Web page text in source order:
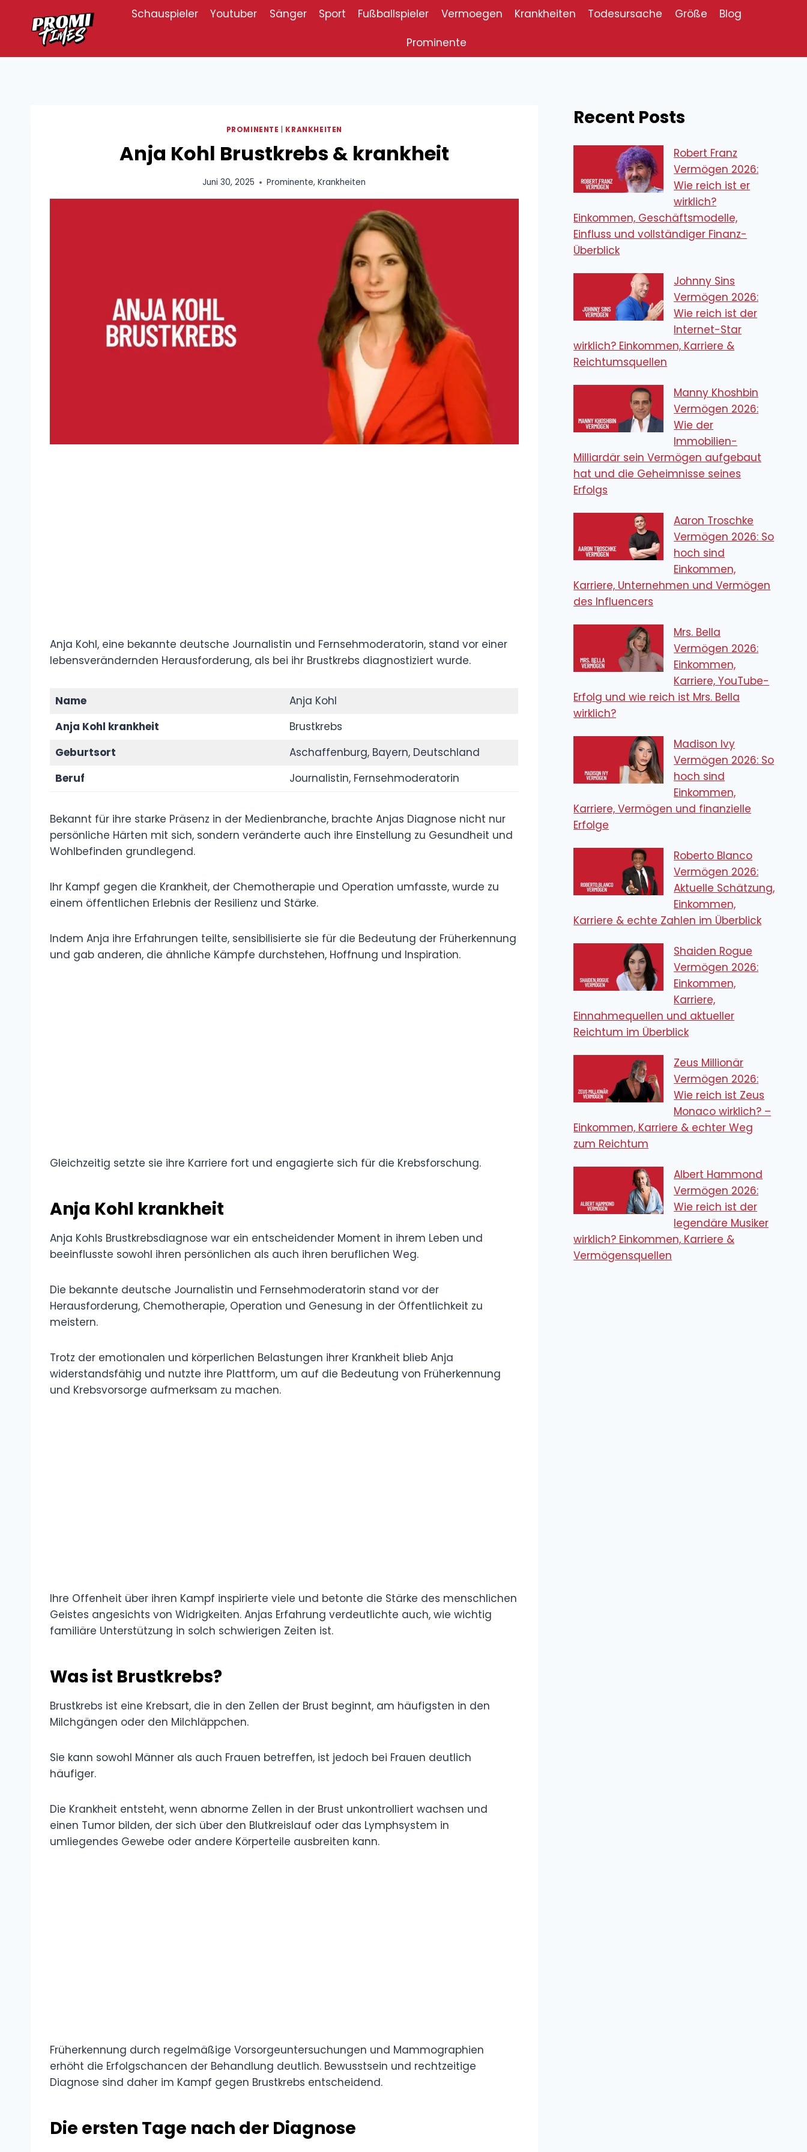
springen
Schauspieler Youtuber Sänger Sport Fußballspieler Vermoegen Krankheiten Todesursache Größe
Blog
Prominente
PROMINENTE KRANKHEITEN
Anja Kohl Brustkrebs & krankheit
Juni 30, 2025 Prominente,Krankheiten
Anja Kohl, eine bekannte deutsche Journalistin und Fernsehmoderatorin, stand vor einer
lebensverändernden Herausforderung, als bei ihr Brustkrebs diagnostiziert wurde.
Name
Anja Kohl
Anja Kohl krankheit
Brustkrebs
Geburtsort
Aschaffenburg, Bayern, Deutschland
Beruf
Journalistin, Fernsehmoderatorin
Bekannt für ihre starke Präsenz in der Medienbranche, brachte Anjas Diagnose nicht nur
persönliche Härten mit sich, sondern veränderte auch ihre Einstellung zu Gesundheit und
Wohlbefinden grundlegend.
Ihr Kampf gegen die Krankheit, der Chemotherapie und Operation umfasste, wurde zu
einem öffentlichen Erlebnis der Resilienz und Stärke.
Indem Anja ihre Erfahrungen teilte, sensibilisierte sie für die Bedeutung der Früherkennung
und gab anderen, die ähnliche Kämpfe durchstehen, Hoffnung und Inspiration.
Gleichzeitig setzte sie ihre Karriere fort und engagierte sich für die Krebsforschung.
Anja Kohl krankheit
Anja Kohls Brustkrebsdiagnose war ein entscheidender Moment in ihrem Leben und
beeinflusste sowohl ihren persönlichen als auch ihren beruflichen Weg.
Die bekannte deutsche Journalistin und Fernsehmoderatorin stand vor der
Herausforderung, Chemotherapie, Operation und Genesung in der Öffentlichkeit zu
meistern.
Trotz der emotionalen und körperlichen Belastungen ihrer Krankheit blieb Anja
widerstandsfähig und nutzte ihre Plattform, um auf die Bedeutung von Früherkennung
und Krebsvorsorge aufmerksam zu machen.
Ihre Offenheit über ihren Kampf inspirierte viele und betonte die Stärke des menschlichen
Geistes angesichts von Widrigkeiten. Anjas Erfahrung verdeutlichte auch, wie wichtig
familiäre Unterstützung in solch schwierigen Zeiten ist.
Was ist Brustkrebs?
Brustkrebs ist eine Krebsart, die in den Zellen der Brust beginnt, am häufigsten in den
Milchgängen oder den Milchläppchen.
Sie kann sowohl Männer als auch Frauen betreffen, ist jedoch bei Frauen deutlich
häufiger.
Die Krankheit entsteht, wenn abnorme Zellen in der Brust unkontrolliert wachsen und
einen Tumor bilden, der sich über den Blutkreislauf oder das Lymphsystem in
umliegendes Gewebe oder andere Körperteile ausbreiten kann.
Früherkennung durch regelmäßige Vorsorgeuntersuchungen und Mammographien
erhöht die Erfolgschancen der Behandlung deutlich. Bewusstsein und rechtzeitige
Diagnose sind daher im Kampf gegen Brustkrebs entscheidend.
Die ersten Tage nach der Diagnose
Recent Posts
Robert Franz
Vermögen 2026:
Wie reich ist er
wirklich?
Einkommen, Geschäftsmodelle,
Einfluss und vollständiger Finanz-
Überblick
Johnny Sins
Vermögen 2026:
Wie reich ist der
Internet-Star
wirklich? Einkommen, Karriere &
Reichtumsquellen
Manny Khoshbin
Vermögen 2026:
Wie der
Immobilien-
Milliardär sein Vermögen aufgebaut
hat und die Geheimnisse seines
Erfolgs
Aaron Troschke
Vermögen 2026: So
hoch sind
Einkommen,
Karriere, Unternehmen und Vermögen
des Influencers
Mrs. Bella
Vermögen 2026:
Einkommen,
Karriere, YouTube-
Erfolg und wie reich ist Mrs. Bella
wirklich?
Madison Ivy
Vermögen 2026: So
hoch sind
Einkommen,
Karriere, Vermögen und finanzielle
Erfolge
Roberto Blanco
Vermögen 2026:
Aktuelle Schätzung,
Einkommen,
Karriere & echte Zahlen im Überblick
Shaiden Rogue
Vermögen 2026:
Einkommen,
Karriere,
Einnahmequellen und aktueller
Reichtum im Überblick
Zeus Millionär
Vermögen 2026:
Wie reich ist Zeus
Monaco wirklich? –
Einkommen, Karriere & echter Weg
zum Reichtum
Albert Hammond
Vermögen 2026:
Wie reich ist der
legendäre Musiker
wirklich? Einkommen, Karriere &
Vermögensquellen